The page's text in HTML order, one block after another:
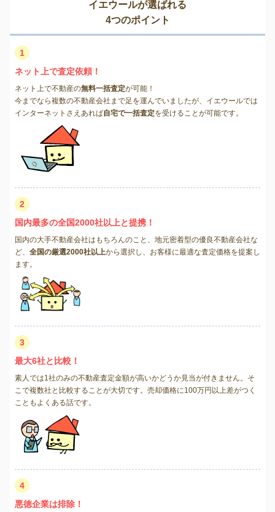
イエウールが選ばれる
4つのポイント
1
ネット上で査定依頼！
ネット上で不動産の無料一括査定が可能！
今までなら複数の不動産会社まで足を運んでいましたが、イエウールでは
インターネットさえあれば自宅で一括査定を受けることが可能です。
2
国内最多の全国2000社以上と提携！
国内の大手不動産会社はもちろんのこと、地元密着型の優良不動産会社な
ど、 全国の厳選2000社以上から選択し、お客様に最適な査定価格を提案し
ます。
3
最大6社と比較！
素人では1社のみの不動産査定金額が高いかどうか見当が付きません。そ
こで複数社と比較することが大切です。売却価格に100万円以上差がつく
こともよくある話です。
4
悪徳企業は排除！